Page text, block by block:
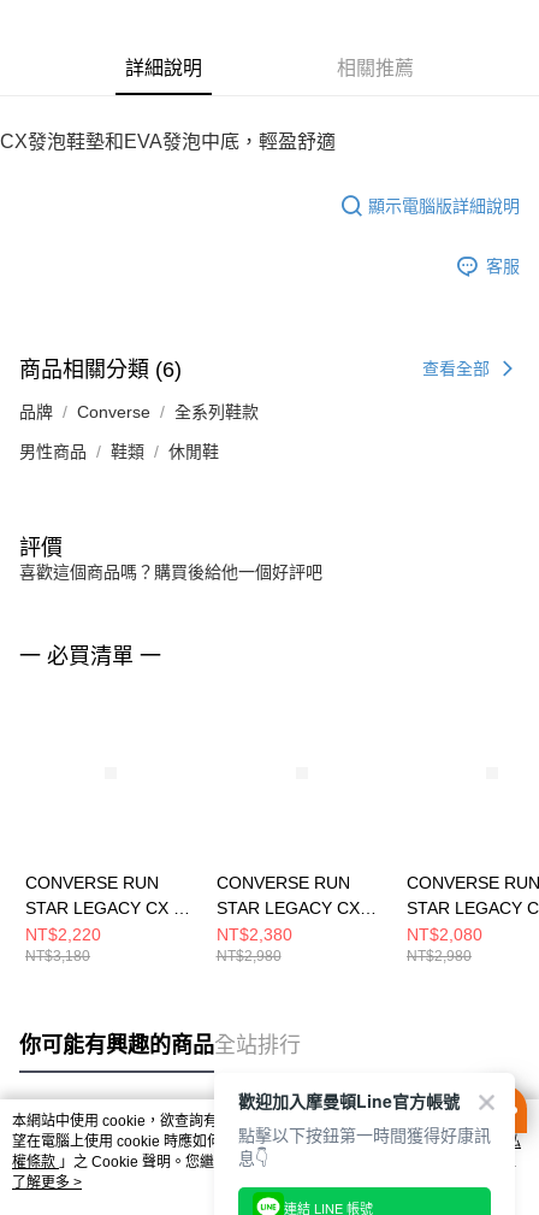
詳細說明 相關推薦
CX發泡鞋墊和EVA發泡中底，輕盈舒適
顯示電腦版詳細說明
客服
商品相關分類 (6) 查看全部
品牌 Converse 全系列鞋款
男性商品 鞋類 休閒鞋
評價
喜歡這個商品嗎？購買後給他一個好評吧
一 必買清單 一
CONVERSE RUN
STAR LEGACY CX HI
EGRET/BLACK/WHIT
E 男女 厚底 增高 休閒
NT$2,220
NT$3,180
CONVERSE RUN
STAR LEGACY CX
OX
BLACK/EGRET/WHIT
NT$2,380
NT$2,980
CONVERSE RUN
STAR LEGACY
OX
EGRET/BLACK/
NT$2,080
NT$2,980
你可能有興趣的商品全站排行
熱門標籤
本網站中使用 cookie，欲查詢有關本網站使用 cookie 方式之詳情，及若您不希
望在電腦上使用 cookie 時應如何變更電腦的 cookie 設定，請參閱本網站「
隱私
權條款 」之 Cookie 聲明。您繼續使用本網站即表示您同意本公司得按本網站使
用條款之 Cookie 聲明使用 cookie。
了解更多 >
歡迎加入摩曼頓Line官方帳號
點擊以下按鈕第一時間獲得好康訊
息👇
連結 LINE 帳號